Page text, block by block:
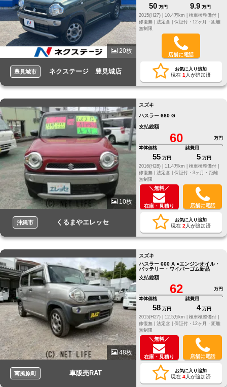
20枚
豊見城市 ネクステージ 豊見城店
50 万円 9.9 万円
2015(H27) |
10.4万km |
検車検整備付 |
修復無 | 法定含 | 保証付・12ヶ月・距離
無制限
店舗に電話
お気に入り追加
現在 1 人が追加済
10枚
沖縄市 くるまやエレッセ
スズキ
ハスラー 660 G
支払総額
60
万円
本体価格
55 万円
諸費用
5 万円
2016(H28) |
11.4万km |
検車検整備付 |
修復無 | 法定含 | 保証付・3ヶ月・距離
無制限
＼無料／
在庫・見積り 店舗に電話
お気に入り追加
現在 2 人が追加済
48枚
南風原町 車販売RAT
スズキ
ハスラー 660 A ●エンジンオイル・
バッテリー・ワイパーゴム新品
支払総額
62
万円
本体価格
58 万円
諸費用
4 万円
2015(H27) |
12.5万km |
検車検整備付 |
修復無 | 法定含 | 保証付・12ヶ月・距離
無制限
＼無料／
在庫・見積り 店舗に電話
お気に入り追加
現在 4人が追加済